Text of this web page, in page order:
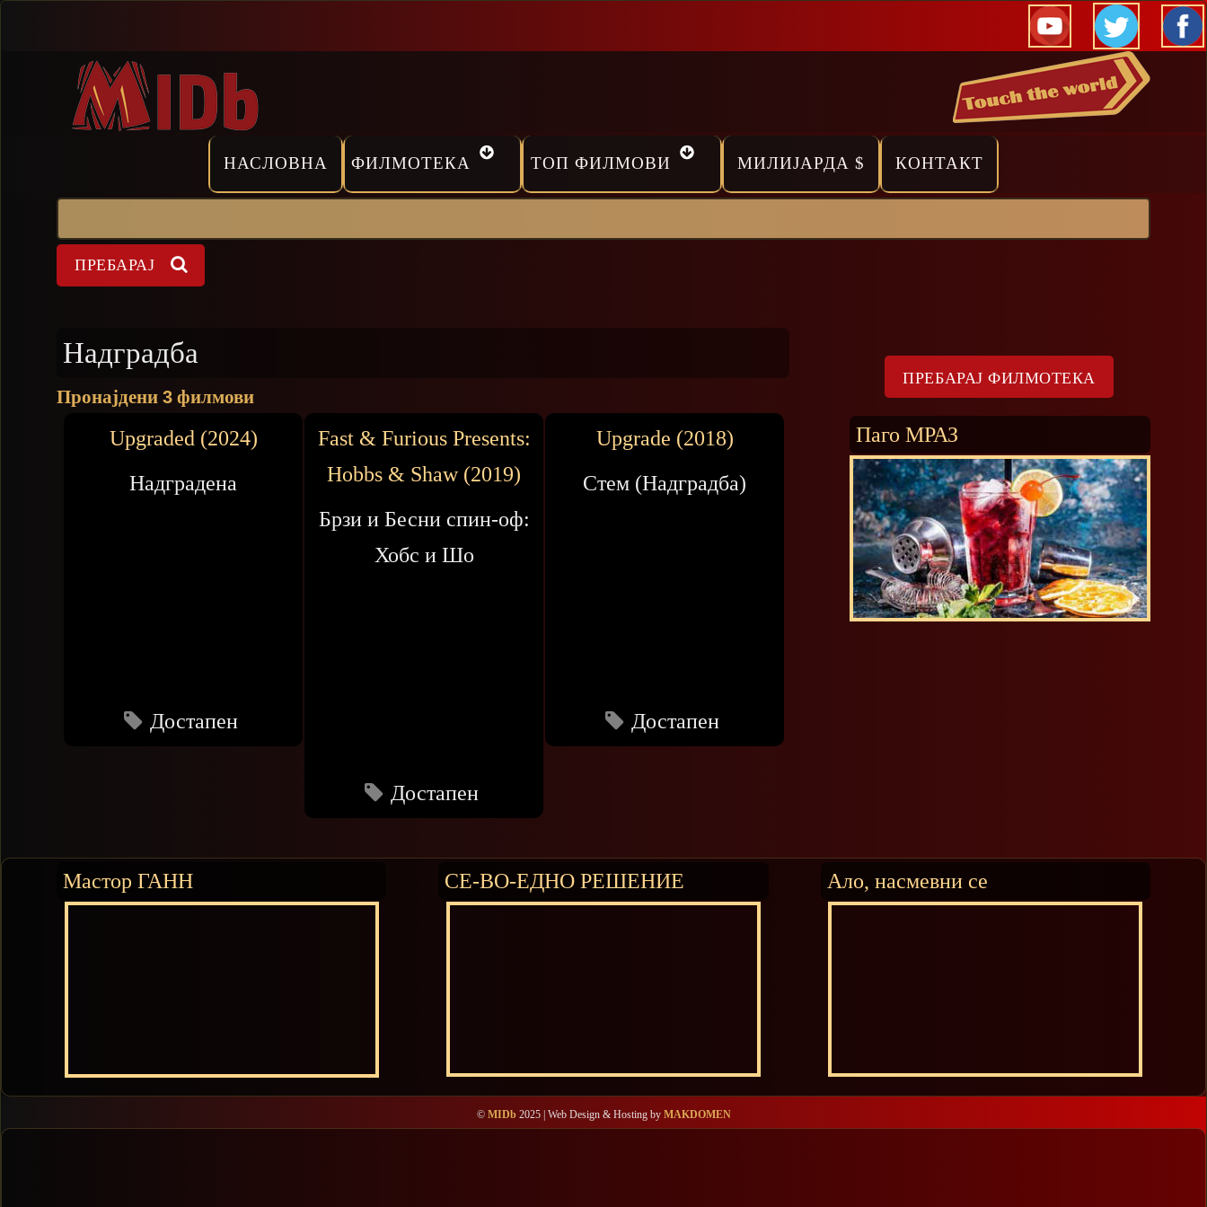
Прескокни
НАСЛОВНА ФИЛМОТЕКА ТОП ФИЛМОВИ МИЛИЈАРДА $ КОНТАКТ
Надградба
Пронајдени 3 филмови
Upgraded (2024)
Надградена
Достапен
Fast & Furious Presents:
Hobbs & Shaw (2019)
Брзи и Бесни спин-оф:
Хобс и Шо
Достапен
Upgrade (2018)
Стем (Надградба)
Достапен
Паго МРАЗ
Мастор ГАНН СЕ-ВО-ЕДНО РЕШЕНИЕ Ало, насмевни се
© MIDb2025 | Web Design & Hosting by MAKDOMEN